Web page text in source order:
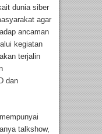
dunia siber
agar
ancaman
kegiatan
terjalin
dan
talkshow,